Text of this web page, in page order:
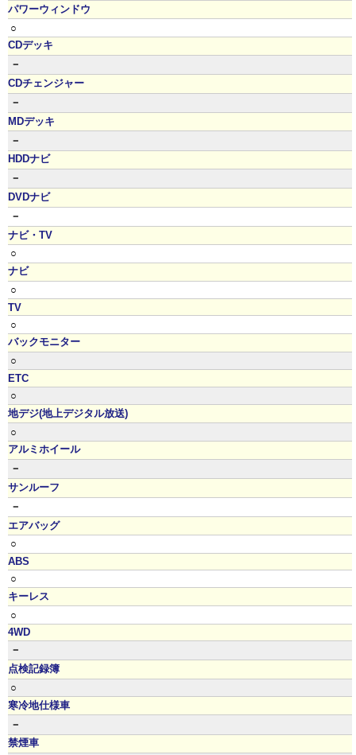
パワーウィンドウ
○
CDデッキ
－
CDチェンジャー
－
MDデッキ
－
HDDナビ
－
DVDナビ
－
ナビ・TV
○
ナビ
○
TV
○
バックモニター
○
ETC
○
地デジ(地上デジタル放送)
○
アルミホイール
－
サンルーフ
－
エアバッグ
○
ABS
○
キーレス
○
4WD
－
点検記録簿
○
寒冷地仕様車
－
禁煙車